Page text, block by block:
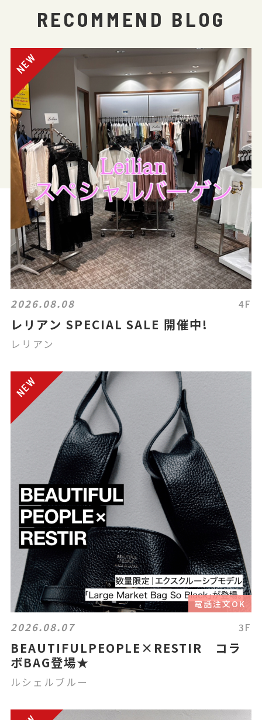
RECOMMEND BLOG
2026.08.08 4F
レリアン SPECIAL SALE 開催中!
レリアン
電話注文OK
2026.08.07 3F
BEAUTIFULPEOPLE×RESTIR コラ
ボBAG登場★
ルシェルブルー